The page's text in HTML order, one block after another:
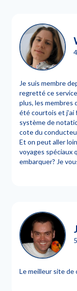
Je suis membre
regretté ce
plus, les membres
été courtois et j’ai
système de
cote du
Et on peut aller
voyages spéciaux
embarquer? Je
Le meilleur site de